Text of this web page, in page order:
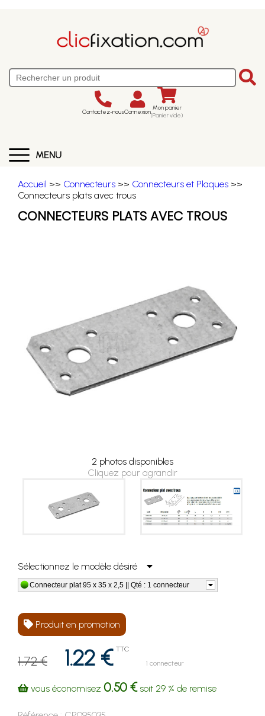
Contactez-nousConnexion Mon panier
(Panier vide)
MENU
Accueil >> Connecteurs >> Connecteurs et Plaques >>
Connecteurs plats avec trous
CONNECTEURS PLATS AVEC TROUS
2 photos disponibles
Cliquez pour agrandir
Sélectionnez le modèle désiré
Connecteur plat 95 x 35 x 2,5 || Qté : 1 connecteur
Produit en promotion
1.72 € 1.22 € TTC
1 connecteur
vous économisez 0.50 €soit 29 % de remise